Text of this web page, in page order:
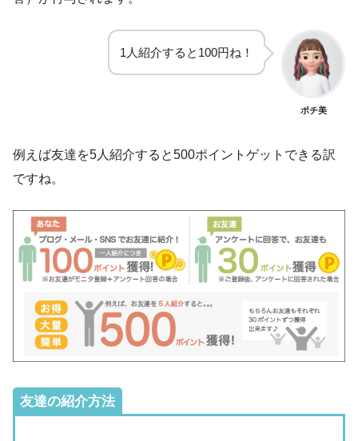
1人紹介すると100円ね！
ポチ美
例えば友達を5人紹介すると500ポイントゲットできる訳
ですね。
友達の紹介方法